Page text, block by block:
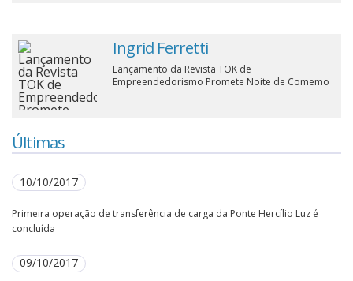
Ingrid Ferretti
Lançamento da Revista TOK de
Empreendedorismo Promete Noite de Comemo
Últimas
10/10/2017
Primeira operação de transferência de carga da Ponte Hercílio Luz é
concluída
09/10/2017